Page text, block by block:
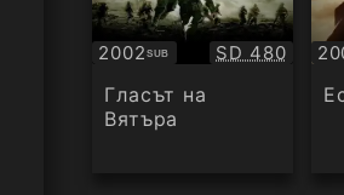
2002SUB
Субтитри Качество:
SD 480
Гласът на
Вятъра